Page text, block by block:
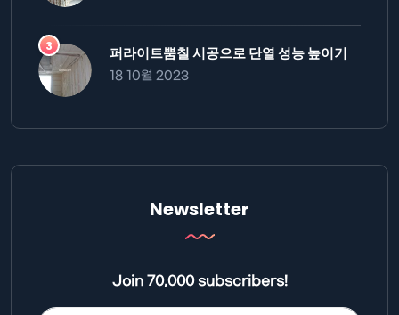
퍼라이트뿜칠 시공으로 단열 성능 높이기
18 10월 2023
Newsletter
Join 70,000 subscribers!